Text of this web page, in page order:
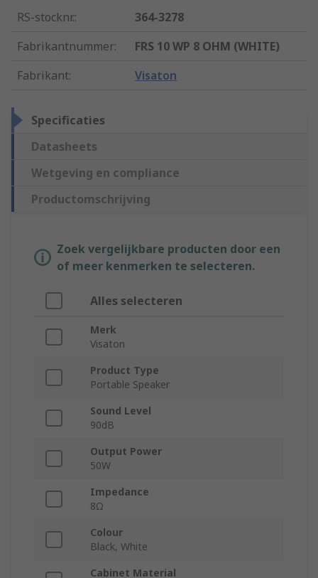
RS-stocknr.:
364-3278
Fabrikantnummer:
FRS 10 WP 8 OHM (WHITE)
Fabrikant: Visaton
Specificaties
Datasheets
Wetgeving en compliance
Productomschrijving
Zoek vergelijkbare producten door een
of meer kenmerken te selecteren.
Alles selecteren
Merk
Visaton
Product Type
Portable Speaker
Sound Level
90dB
Output Power
50W
Impedance
8Ω
Colour
Black, White
Cabinet Material